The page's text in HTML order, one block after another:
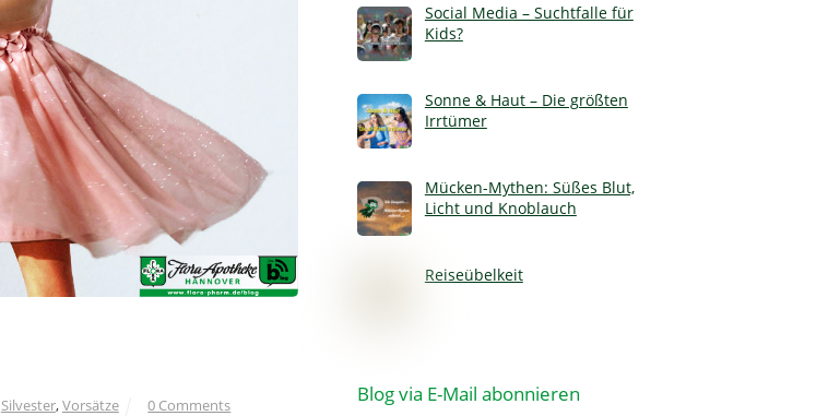
Silvester,Vorsätze 0 Comments
Social Media – Suchtfalle für
Kids?
Sonne & Haut – Die größten
Irrtümer
Mücken-Mythen: Süßes Blut,
Licht und Knoblauch
Reiseübelkeit
Blog via E-Mail abonnieren